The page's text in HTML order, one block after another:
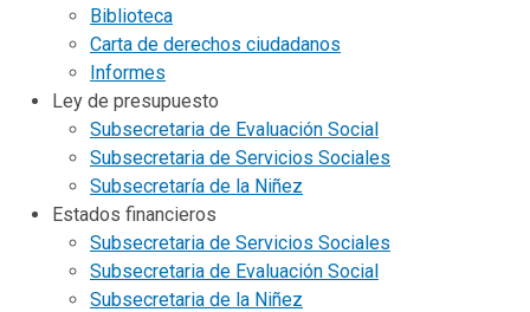
Biblioteca
Carta de derechos ciudadanos
Informes
Ley de presupuesto
Subsecretaria de Evaluación Social
Subsecretaria de Servicios Sociales
Subsecretaría de la Niñez
Estados financieros
Subsecretaria de Servicios Sociales
Subsecretaria de Evaluación Social
Subsecretaria de la Niñez